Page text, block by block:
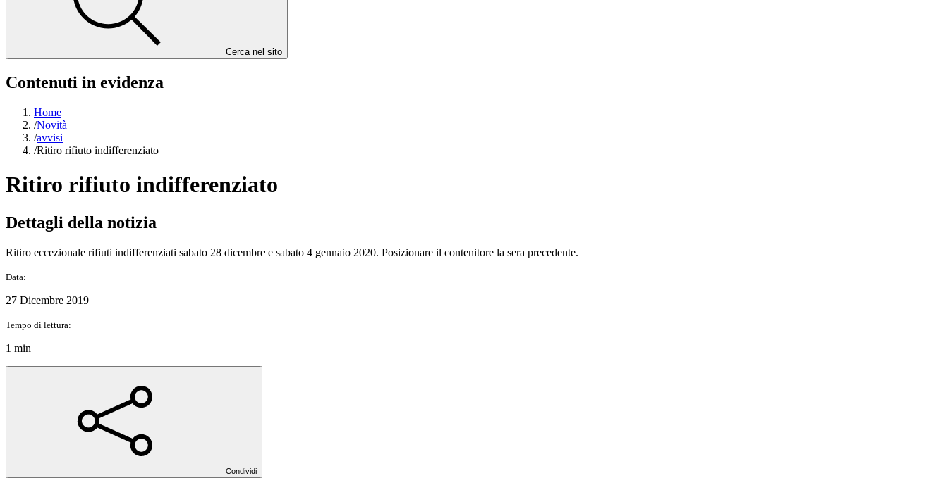
Cerca nel sito
Contenuti in evidenza
Home
/Novità
/avvisi
/Ritiro rifiuto indifferenziato
Ritiro rifiuto indifferenziato
Dettagli della notizia
Ritiro eccezionale rifiuti indifferenziati sabato 28 dicembre e sabato 4 gennaio 2020. Posizionare il contenitore la sera precedente.
Data:
27 Dicembre 2019
Tempo di lettura:
1 min
Condividi